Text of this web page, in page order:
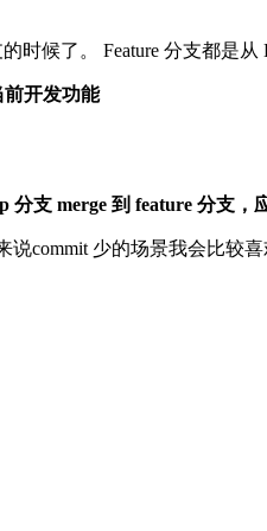
时候了。 Feature 分支都是
前开发功能
支 merge 到 feature 分支，
commit 少的场景我会比较